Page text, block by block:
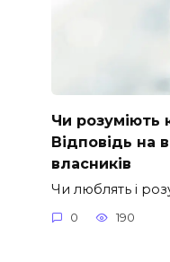
Чи розуміють
Відповідь на
власників
Чи люблять і
0 190